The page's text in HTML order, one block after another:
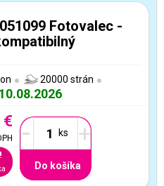
Fotovalec -
20000 strán
€ - +
Do košíka